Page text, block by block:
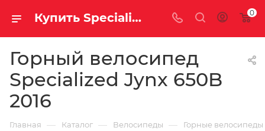
Купить Specialized Jynx 650B 2016 за рублей, а со скидкой 0
Горный велосипед
Specialized Jynx 650B
2016
Главная — Каталог — Велосипеды — Горные велосипеды